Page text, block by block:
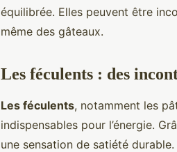
équilibrée. Elles peuvent être
même des gâteaux.
Les féculents : des
Les féculents, notamment les
indispensables pour l’énergie.
une sensation de satiété